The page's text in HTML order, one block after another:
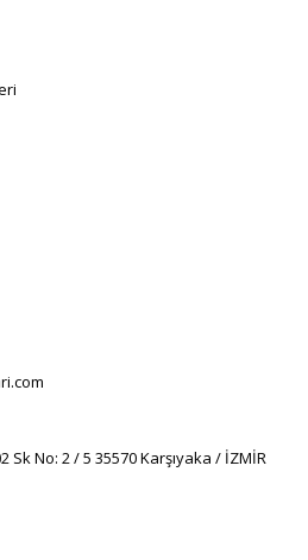
No: 2 / 5 35570 Karşıyaka / İZMİR